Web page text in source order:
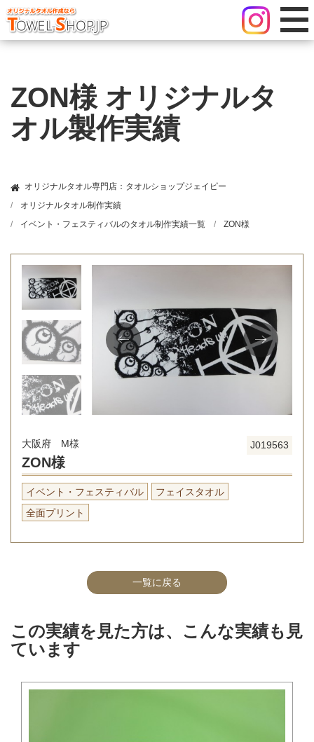
ZON様 オリジナルタ
オル製作実績
オリジナルタオル専門店：タオルショップジェイピー
オリジナルタオル制作実績
イベント・フェスティバルのタオル制作実績一覧
ZON様
J019563
大阪府 M様
ZON様
イベント・フェスティバル
フェイスタオル
全面プリント
一覧に戻る
この実績を見た方は、こんな実績も見
ています